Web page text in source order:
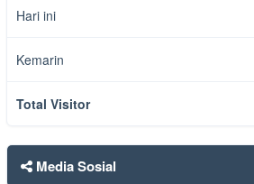
Maturnuwun dukungan dan bimbingan dari
selengkapnya
Hari ini
Kemarin
Total Visitor
Media Sosial